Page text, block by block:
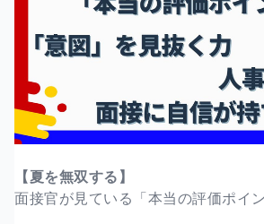
【夏を無双する】
面接官が見ている「本当の評価ポイ